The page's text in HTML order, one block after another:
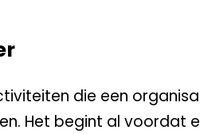
die een
Het begint al voordat